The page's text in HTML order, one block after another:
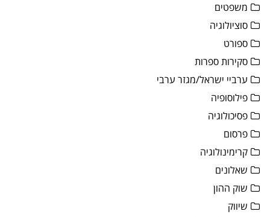
משפטים
סוציולוגיה
ספורט
סקירות ספרות
ערביי ישראל/מגזר ערבי
פילוסופיה
פסיכולוגיה
פרסום
קרימינולוגיה
שאלונים
שוק ההון
שיווק